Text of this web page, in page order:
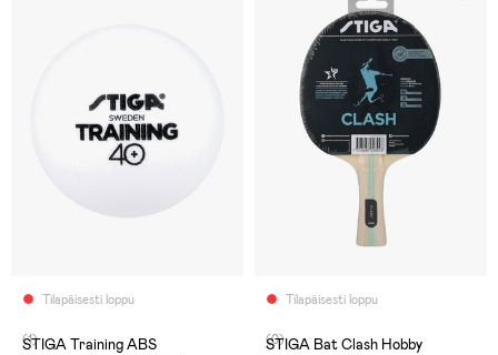
Tilapäisesti loppu
(1)
STIGA Training ABS
Tilapäisesti loppu
(0)
STIGA Bat Clash Hobby